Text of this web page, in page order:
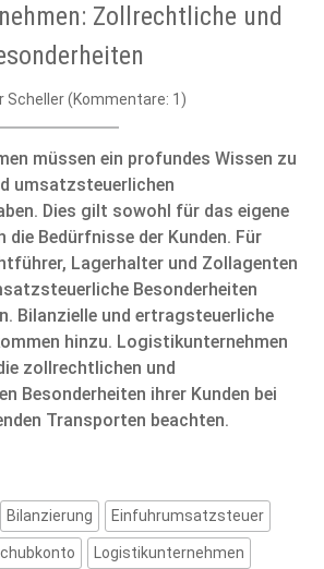
Zollrechtliche und
Scheller (Kommentare: 1)
müssen ein profundes Wissen zu
umsatzsteuerlichen
Dies gilt sowohl für das eigene
die Bedürfnisse der Kunden. Für
Lagerhalter und Zollagenten
Besonderheiten
Bilanzielle und ertragsteuerliche
hinzu. Logistikunternehmen
zollrechtlichen und
Besonderheiten ihrer Kunden bei
Transporten beachten.
Bilanzierung Einfuhrumsatzsteuer
Logistikunternehmen